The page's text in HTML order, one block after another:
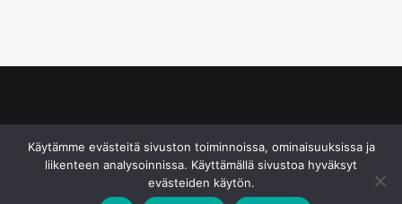
Käytämme evästeitä sivuston toiminnoissa, ominaisuuksissa ja
liikenteen analysoinnissa. Käyttämällä sivustoa hyväksyt
evästeiden käytön.